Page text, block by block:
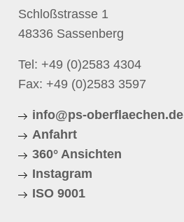
Schloßstrasse 1
48336 Sassenberg
Tel: +49 (0)2583 4304
Fax: +49 (0)2583 3597
info@ps-oberflaechen.de
Anfahrt
360° Ansichten
Instagram
ISO 9001